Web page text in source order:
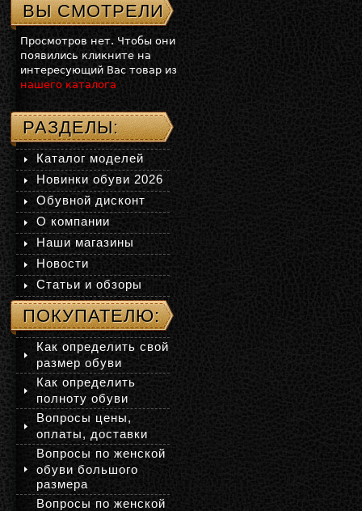
ВЫ СМОТРЕЛИ
Просмотров нет. Чтобы они
появились кликните на
интересующий Вас товар из
нашего каталога
РАЗДЕЛЫ:
Каталог моделей
Новинки обуви 2026
Обувной дисконт
О компании
Наши магазины
Новости
Статьи и обзоры
ПОКУПАТЕЛЮ:
Как определить свой
размер обуви
Как определить
полноту обуви
Вопросы цены,
оплаты, доставки
Вопросы по женской
обуви большого
размера
Вопросы по женской